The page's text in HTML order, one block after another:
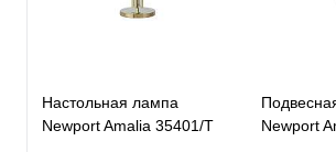
Настольная лампа
Newport Amalia 35401/T
Newport